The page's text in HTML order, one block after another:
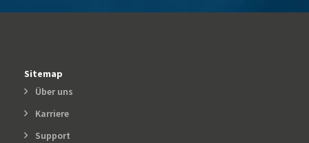
Sitemap
Über uns
Karriere
Support